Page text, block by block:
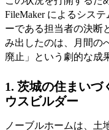
FileMaker によるシス
ーである担当者の決断
み出したのは、月間の
廃止」という劇的な成
1. 茨城の住まいづ
ウスビルダー
ノーブルホームは、土